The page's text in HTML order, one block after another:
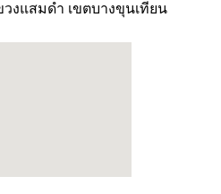
งแสมดำ เขตบางขุนเทียน